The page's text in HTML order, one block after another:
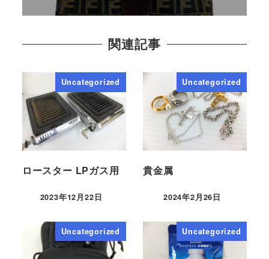
関連記事
Uncategorized
ロースター LPガス用
2023年12月22日
Uncategorized
貴金属
2024年2月26日
Uncategorized Uncategorized